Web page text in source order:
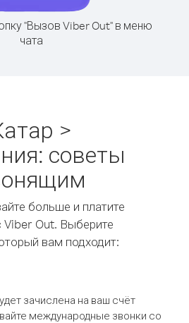
"Вызов Viber Out" в меню
чата
>
советы
больше и платите
Out. Выберите
вам подходит:
зачислена на ваш счёт
международные звонки со